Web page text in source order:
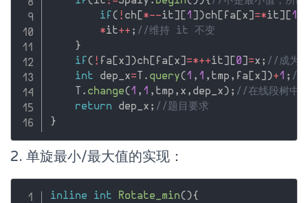
if ( ! ch *--it 1 )ch fa x =*it 1
*it++ ; //维持 it 不变
}
if ( ! fa x )ch fa x =*++it 0 =x ; //成为
int dep_x= . query( 1 , 1 , tmp , fa x )+1 ; //x
. change( 1 , 1 , tmp , x , dep_x ) ; //在线段树中
return dep_x ; //题目要求
}
2. 单旋最小/最大值的实现：
inline int Rotate_min(){